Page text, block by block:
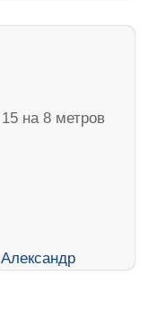
на 8 метров